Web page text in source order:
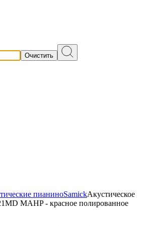
Очистить
пианиноSamickАкустическое
MAHP - красное полированное